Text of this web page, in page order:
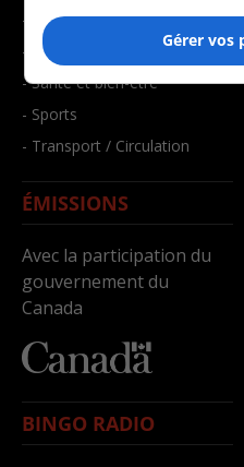
- Environnement
- Faits divers
- Santé et bien-être
- Sports
- Transport / Circulation
ÉMISSIONS
Avec la participation du
gouvernement du
Canada
BINGO RADIO
Gérer vos